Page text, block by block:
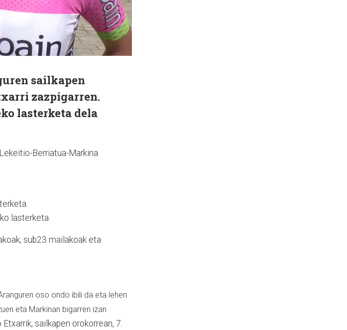
sailkapen
zazpigarren.
lasterketa dela
Berriatua-Markina
lasterketa.
sub23 mailakoak eta
oso ondo ibili da eta lehen
eta Markinan bigarren izan
sailkapen orokorrean, 7.